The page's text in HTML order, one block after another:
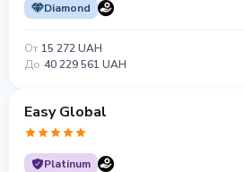
Diamond
От 15 272 UAH
До 40 229 561 UAH
Easy Global
Platinum